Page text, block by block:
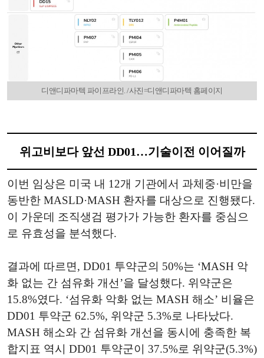
디앤디파마텍 파이프라인. /사진=디앤디파마텍 홈페이지
위고비보다 앞선 DD01…기술이전 이어질까
이번 임상은 미국 내 12개 기관에서 과체중·비만을
동반한 MASLD·MASH 환자를 대상으로 진행됐다.
이 가운데 조직생검 평가가 가능한 환자를 중심으
로 유효성을 분석했다.
결과에 따르면, DD01 투약군의 50%는 ‘MASH 악
화 없는 간 섬유화 개선’을 달성했다. 위약군은
15.8%였다. ‘섬유화 악화 없는 MASH 해소’ 비율은
DD01 투약군 62.5%, 위약군 5.3%로 나타났다.
MASH 해소와 간 섬유화 개선을 동시에 충족한 복
합지표 역시 DD01 투약군이 37.5%로 위약군(5.3%)